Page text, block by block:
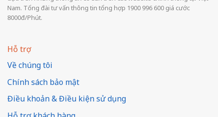
Nam. Tổng đài tư vấn thông tin tổng hợp 1900 996 600 giá cước
8000đ/Phút.
Hỗ trợ
Về chúng tôi
Chính sách bảo mật
Điều khoản & Điều kiện sử dụng